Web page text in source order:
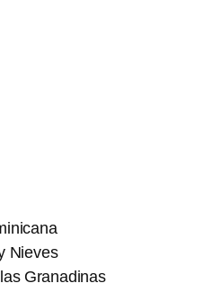
Nieves
Granadinas